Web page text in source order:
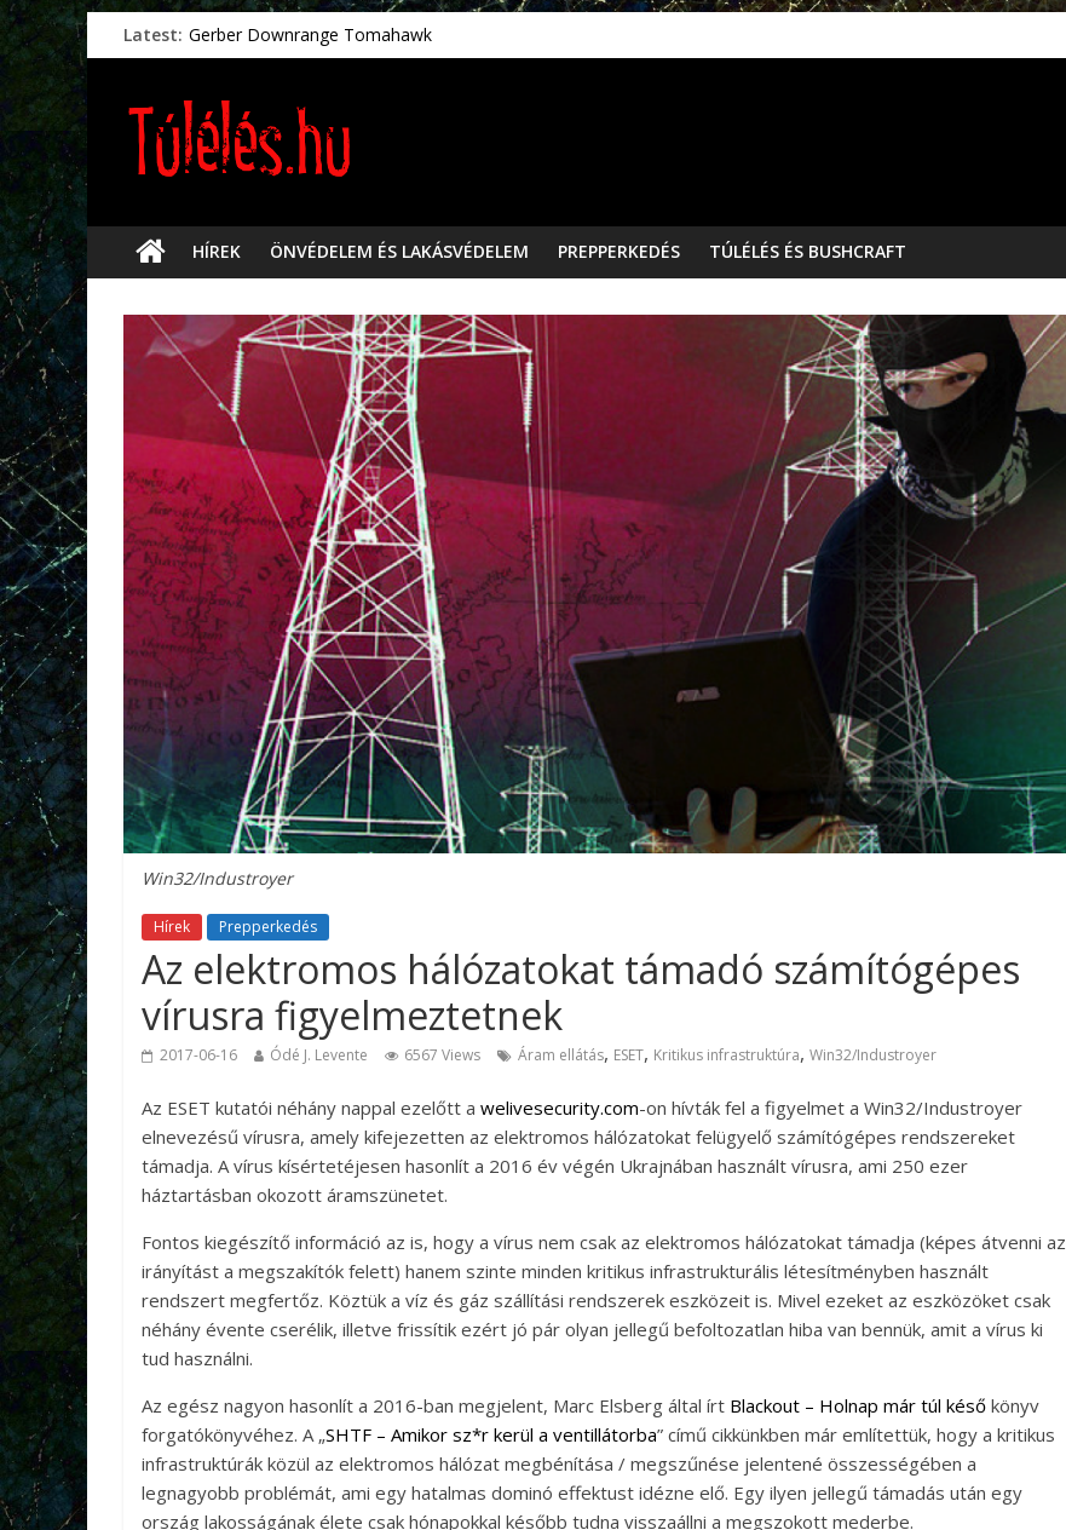
Latest: Gerber Downrange Tomahawk
Vészhelyzeti élelmiszerek
Vészhelyzetkezelés
Préselt törlőkendők
HÍREK ÖNVÉDELEM ÉS LAKÁSVÉDELEM PREPPERKEDÉS TÚLÉLÉS ÉS BUSHCRAFT
Win32/Industroyer
Hírek Prepperkedés
Az elektromos hálózatokat támadó számítógépes
vírusra figyelmeztetnek
2017-06-16 Ódé J. Levente 6567 Views Áram ellátás, ESET, Kritikus infrastruktúra, Win32/Industroyer
Az ESET kutatói néhány nappal ezelőtt a welivesecurity.com-on hívták fel a figyelmet a Win32/Industroyer
elnevezésű vírusra, amely kifejezetten az elektromos hálózatokat felügyelő számítógépes rendszereket
támadja. A vírus kísértetéjesen hasonlít a 2016 év végén Ukrajnában használt vírusra, ami 250 ezer
háztartásban okozott áramszünetet.
Fontos kiegészítő információ az is, hogy a vírus nem csak az elektromos hálózatokat támadja (képes átvenni az
irányítást a megszakítók felett) hanem szinte minden kritikus infrastrukturális létesítményben használt
rendszert megfertőz. Köztük a víz és gáz szállítási rendszerek eszközeit is. Mivel ezeket az eszközöket csak
néhány évente cserélik, illetve frissítik ezért jó pár olyan jellegű befoltozatlan hiba van bennük, amit a vírus ki
tud használni.
Az egész nagyon hasonlít a 2016-ban megjelent, Marc Elsberg által írt Blackout – Holnap már túl késő könyv
forgatókönyvéhez. A „SHTF – Amikor sz*r kerül a ventillátorba” című cikkünkben már említettük, hogy a kritikus
infrastruktúrák közül az elektromos hálózat megbénítása / megszűnése jelentené összességében a
legnagyobb problémát, ami egy hatalmas dominó effektust idézne elő. Egy ilyen jellegű támadás után egy
ország lakosságának élete csak hónapokkal később tudna visszaállni a megszokott mederbe.